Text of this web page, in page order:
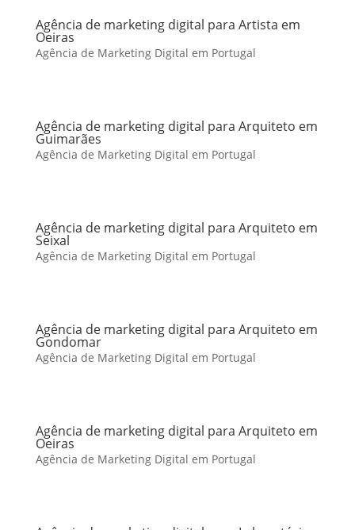
Agência de marketing digital para Artista em
Oeiras
Agência de Marketing Digital em Portugal
Agência de marketing digital para Arquiteto em
Guimarães
Agência de Marketing Digital em Portugal
Agência de marketing digital para Arquiteto em
Seixal
Agência de Marketing Digital em Portugal
Agência de marketing digital para Arquiteto em
Gondomar
Agência de Marketing Digital em Portugal
Agência de marketing digital para Arquiteto em
Oeiras
Agência de Marketing Digital em Portugal